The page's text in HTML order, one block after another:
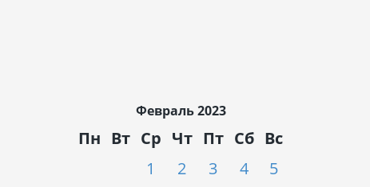
Февраль 2023
Пн Вт Ср Чт Пт Сб Вс
1 2 3 4
5